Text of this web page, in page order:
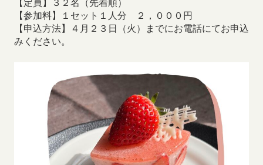
【定員】３２名（先着順）
【参加料】１セット１人分 ２，０００円
【申込方法】４月２３日（火）までにお電話にてお申込
みください。